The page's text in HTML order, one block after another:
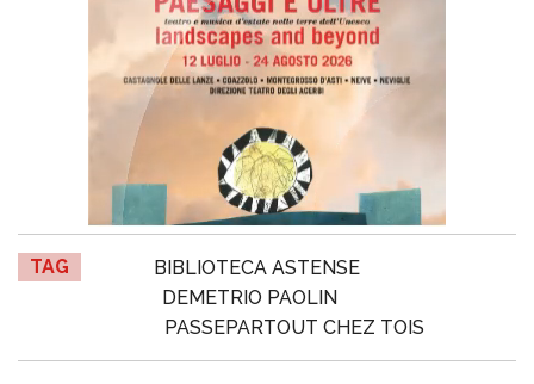
TAG
BIBLIOTECA ASTENSE
DEMETRIO PAOLIN
PASSEPARTOUT CHEZ TOIS